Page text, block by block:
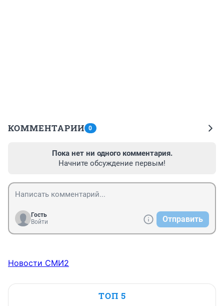
КОММЕНТАРИИ 0
Пока нет ни одного комментария.
Начните обсуждение первым!
Гость
Войти
Отправить
Новости СМИ2
ТОП 5